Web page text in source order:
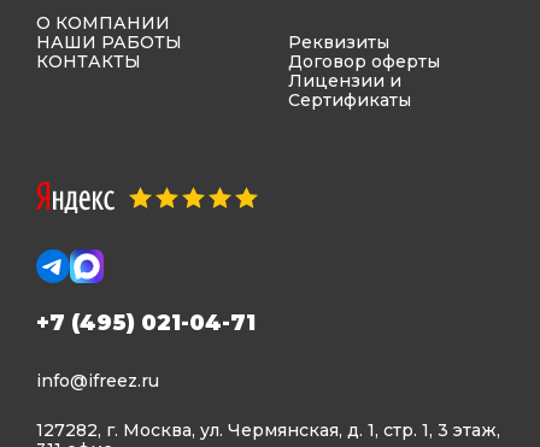
О КОМПАНИИ
НАШИ РАБОТЫ
КОНТАКТЫ
Реквизиты
Договор оферты
Лицензии и
Сертификаты
+7 (495) 021-04-71
info@ifreez.ru
127282, г. Москва, ул. Чермянская, д. 1, стр. 1, 3 этаж,